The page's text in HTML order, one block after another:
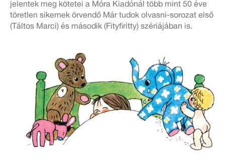
jelentek meg kötetei a Móra Kiadónál több mint 50 éve
töretlen sikernek örvendő Már tudok olvasni-sorozat első
(Táltos Marci) és második (Fityfiritty) szériájában is.